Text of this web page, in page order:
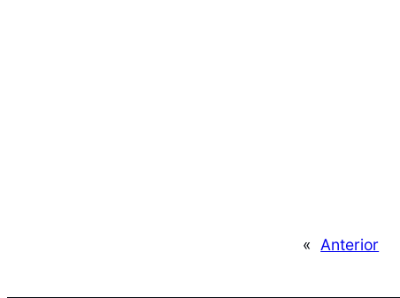
« Anterior